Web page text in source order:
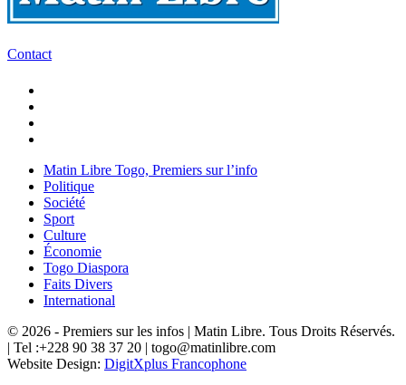
Contact
Matin Libre Togo, Premiers sur l’info
Politique
Société
Sport
Culture
Économie
Togo Diaspora
Faits Divers
International
© 2026 - Premiers sur les infos | Matin Libre. Tous Droits Réservés.
| Tel :+228 90 38 37 20 | togo@matinlibre.com
Website Design: DigitXplus Francophone